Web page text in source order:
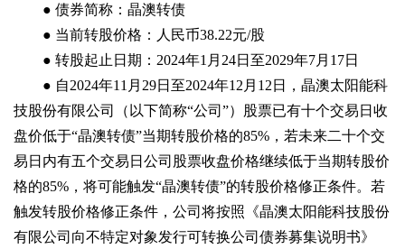
● 债券简称：晶澳转债
● 当前转股价格：人民币38.22元/股
● 转股起止日期：2024年1月24日至2029年7月17日
● 自2024年11月29日至2024年12月12日，晶澳太阳能科
技股份有限公司（以下简称“公司”）股票已有十个交易日收
盘价低于“晶澳转债”当期转股价格的85%，若未来二十个交
易日内有五个交易日公司股票收盘价格继续低于当期转股价
格的85%，将可能触发“晶澳转债”的转股价格修正条件。若
触发转股价格修正条件，公司将按照《晶澳太阳能科技股份
有限公司向不特定对象发行可转换公司债券募集说明书》